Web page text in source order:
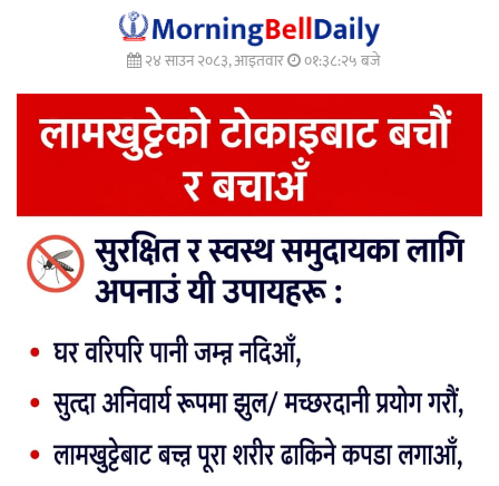
२४ साउन २०८३, आइतवार ०१:३८:२७ बजे